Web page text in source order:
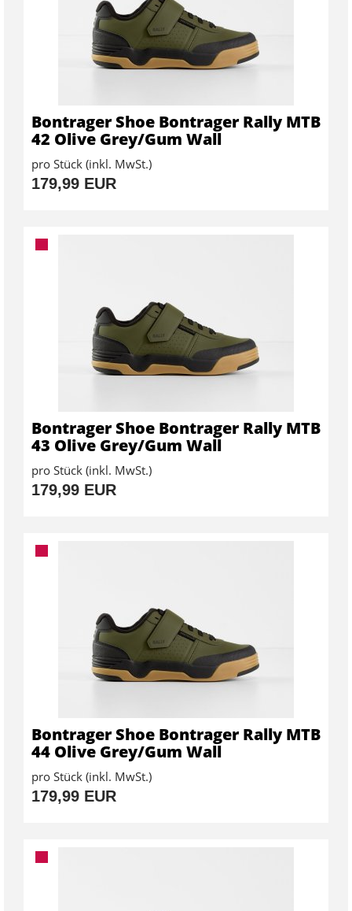
Bontrager Shoe Bontrager Rally MTB
42 Olive Grey/Gum Wall
pro Stück (inkl. MwSt.)
179,99 EUR
Bontrager Shoe Bontrager Rally MTB
43 Olive Grey/Gum Wall
pro Stück (inkl. MwSt.)
179,99 EUR
Bontrager Shoe Bontrager Rally MTB
44 Olive Grey/Gum Wall
pro Stück (inkl. MwSt.)
179,99 EUR